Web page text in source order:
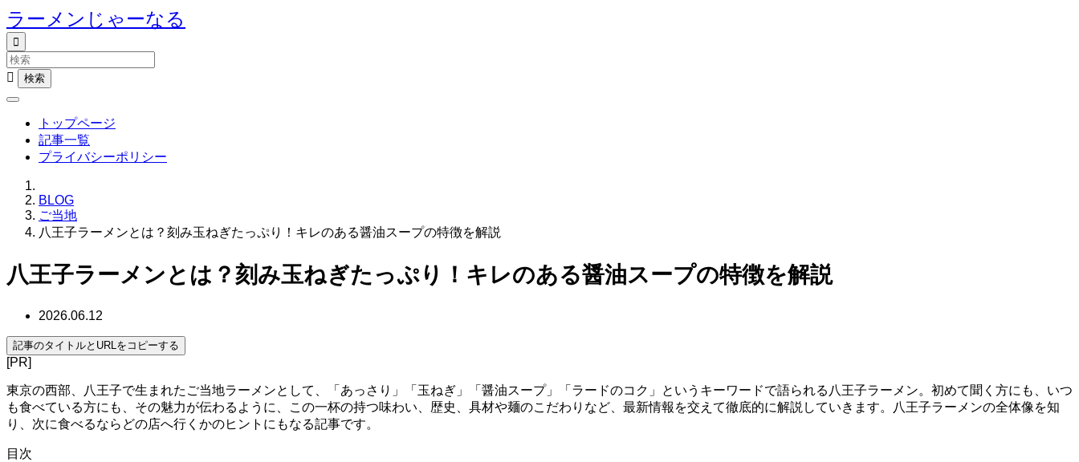
ラーメンじゃーなる


トップページ
記事一覧
プライバシーポリシー
BLOG
ご当地
八王子ラーメンとは？刻み玉ねぎたっぷり！キレのある醤油スープの特徴を解説
八王子ラーメンとは？刻み玉ねぎたっぷり！キレのある醤油スープの特徴を解説
2026.06.12
記事のタイトルとURLをコピーする
[PR]
東京の西部、八王子で生まれたご当地ラーメンとして、「あっさり」「玉ねぎ」「醤油スープ」「ラードのコク」というキーワードで語られる八王子ラーメン。初めて聞く方にも、いつ
も食べている方にも、その魅力が伝わるように、この一杯の持つ味わい、歴史、具材や麺のこだわりなど、最新情報を交えて徹底的に解説していきます。八王子ラーメンの全体像を知
り、次に食べるならどの店へ行くかのヒントにもなる記事です。
目次